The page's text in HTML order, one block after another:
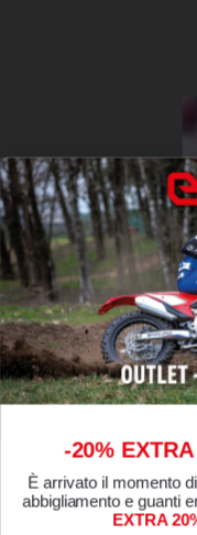
-20% EXTRA
È arrivato il momento
abbigliamento e guanti
EXTRA